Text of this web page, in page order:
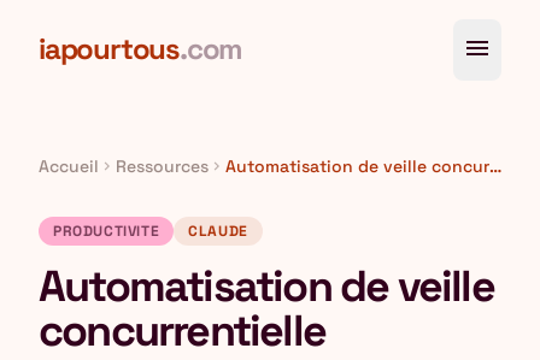
iapourtous.com menu
Accueil chevron_right Ressources chevron_right Automatisation de veille concurrentielle
PRODUCTIVITE CLAUDE
Automatisation de veille
concurrentielle